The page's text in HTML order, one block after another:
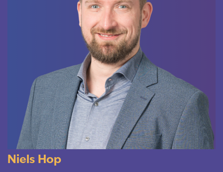
Niels Hop